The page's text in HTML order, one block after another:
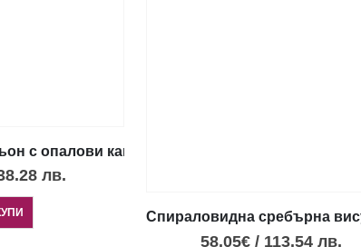
с опалови камъни и диск Фестос, XS
лв.
Спираловидна сребърна
58.05€ / 113.54 лв.